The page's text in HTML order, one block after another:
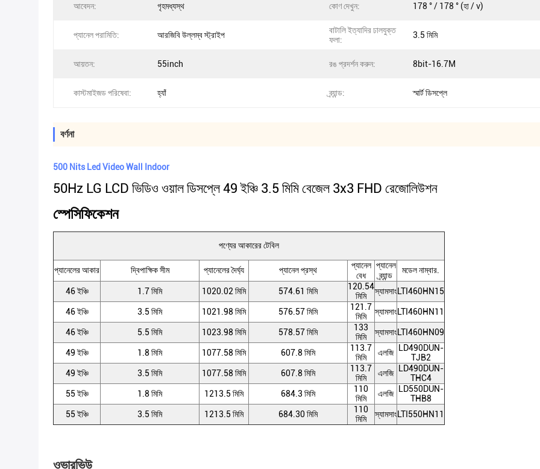
আবেদন: গৃহমধ্যস্থ কোণ দেখুন: 178 ° / 178 ° (হা / v)
প্যানেল পরামিতি: আরজিবি উল্লম্ব স্ট্রাইপ
বাটালি ইত্যাদির ঢালযুক্ত
ফলা:
3.5 মিমি
আয়তন: 55inch রঙ প্রদর্শন করুন: 8bit-16.7M
কাস্টমাইজড পরিষেবা: হ্যাঁ ব্র্যান্ড: স্মার্ট ডিসপ্লে
বর্ণনা
500 Nits Led Video Wall Indoor
50Hz LG LCD ভিডিও ওয়াল ডিসপ্লে 49 ইঞ্চি 3.5 মিমি বেজেল 3x3 FHD রেজোলিউশন
স্পেসিফিকেশন
পণ্যের আকারের টেবিল
প্যানেলের আকার দ্বিপাক্ষিক সীম প্যানেলের দৈর্ঘ্য প্যানেল প্রস্থ
প্যানেল
বেধ
প্যানেল
ব্র্যান্ড
মডেল নাম্বার.
46 ইঞ্চি 1.7 মিমি 1020.02 মিমি 574.61 মিমি
120.54
মিমি
স্যামসাং LTI460HN15
46 ইঞ্চি 3.5 মিমি 1021.98 মিমি 576.57 মিমি
121.7
মিমি
স্যামসাং LTI460HN11
46 ইঞ্চি 5.5 মিমি 1023.98 মিমি 578.57 মিমি
133
মিমি
স্যামসাং LTI460HN09
49 ইঞ্চি 1.8 মিমি 1077.58 মিমি 607.8 মিমি
113.7
মিমি
এলজি
LD490DUN-
TJB2
49 ইঞ্চি
3.5 মিমি 1077.58 মিমি 607.8 মিমি
113.7
মিমি
এলজি
LD490DUN-
THC4
55 ইঞ্চি
1.8 মিমি 1213.5 মিমি 684.3 মিমি
110
মিমি
এলজি
LD550DUN-
THB8
55 ইঞ্চি
3.5 মিমি 1213.5 মিমি 684.30 মিমি
110
মিমি
স্যামসাং LTI550HN11
ওভারভিউ